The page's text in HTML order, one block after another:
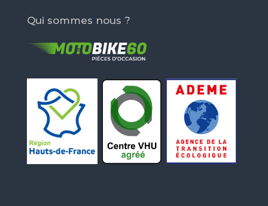
Qui sommes nous ?